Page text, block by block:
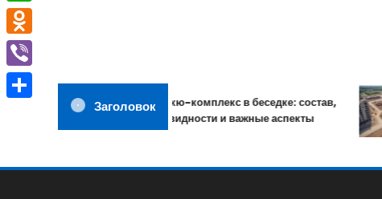
Заголовок
Барбекю-комплекс в беседке: состав,
разновидности и важные аспекты
WhatsApp
Odnoklassniki
Viber